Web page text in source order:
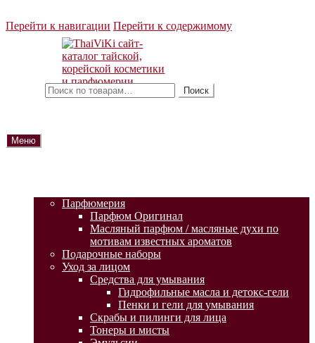
Перейти к навигации Перейти к содержимому
Поиск
Меню
Парфюмерия
Парфюм Оригинал
Масляный парфюм / масляные духи по
мотивам известных ароматов
Подарочные наборы
Уход за лицом
Средства для умывания
Гидрофильные масла и детокс-гели
Пенки и гели для умывания
Скрабы и пилинги для лица
Тонеры и мисты